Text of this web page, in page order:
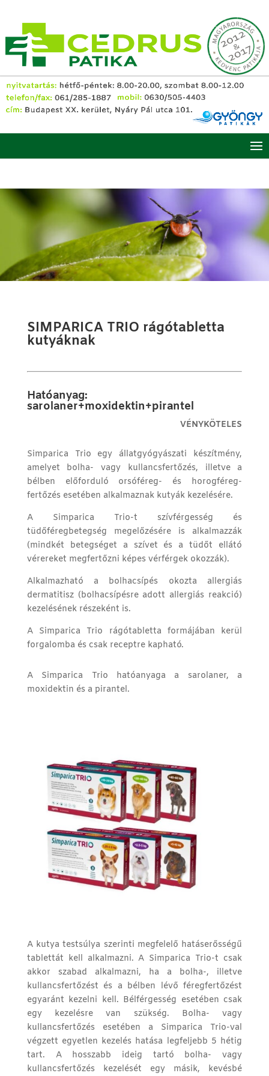
SIMPARICA TRIO rágótabletta
kutyáknak
Hatóanyag:
sarolaner+moxidektin+pirantel
VÉNYKÖTELES
Simparica Trio egy állatgyógyászati készítmény,
amelyet bolha- vagy kullancsfertőzés, illetve a
bélben előforduló orsóféreg- és horogféreg-
fertőzés esetében alkalmaznak kutyák kezelésére.
A Simparica Trio-t szívférgesség és
tüdőféregbetegség megelőzésére is alkalmazzák
(mindkét betegséget a szívet és a tüdőt ellátó
vérereket megfertőzni képes vérférgek okozzák).
Alkalmazható a bolhacsípés okozta allergiás
dermatitisz (bolhacsípésre adott allergiás reakció)
kezelésének részeként is.
A Simparica Trio rágótabletta formájában kerül
forgalomba és csak receptre kapható.
A Simparica Trio hatóanyaga a sarolaner, a
moxidektin és a pirantel.
A kutya testsúlya szerinti megfelelő hatáserősségű
tablettát kell alkalmazni. A Simparica Trio-t csak
akkor szabad alkalmazni, ha a bolha-, illetve
kullancsfertőzést és a bélben lévő féregfertőzést
egyaránt kezelni kell. Bélférgesség esetében csak
egy kezelésre van szükség. Bolha- vagy
kullancsfertőzés esetében a Simparica Trio-val
végzett egyetlen kezelés hatása legfeljebb 5 hétig
tart. A hosszabb ideig tartó bolha- vagy
kullancsfertőzés kezelését egy másik, kevésbé